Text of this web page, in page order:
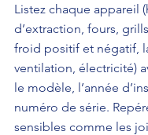
Listez chaque appareil
d’extraction, fours,
froid positif et négatif,
ventilation, électricité)
le modèle, l’année
numéro de série.
sensibles comme les